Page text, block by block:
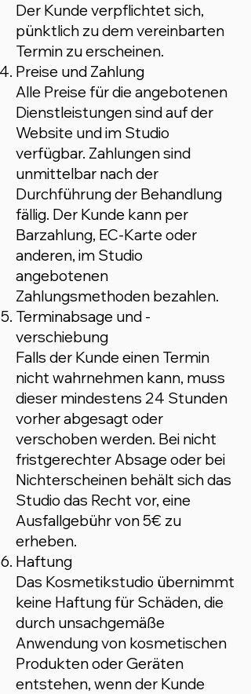
Der Kunde verpflichtet sich,
pünktlich zu dem vereinbarten
Termin zu erscheinen.
Preise und Zahlung
Alle Preise für die angebotenen
Dienstleistungen sind auf der
Website und im Studio
verfügbar. Zahlungen sind
unmittelbar nach der
Durchführung der Behandlung
fällig. Der Kunde kann per
Barzahlung, EC-Karte oder
anderen, im Studio
angebotenen
Zahlungsmethoden bezahlen.
Terminabsage und -
verschiebung
Falls der Kunde einen Termin
nicht wahrnehmen kann, muss
dieser mindestens 24 Stunden
vorher abgesagt oder
verschoben werden. Bei nicht
fristgerechter Absage oder bei
Nichterscheinen behält sich das
Studio das Recht vor, eine
Ausfallgebühr von 5€ zu
erheben.
Haftung
Das Kosmetikstudio übernimmt
keine Haftung für Schäden, die
durch unsachgemäße
Anwendung von kosmetischen
Produkten oder Geräten
entstehen, wenn der Kunde